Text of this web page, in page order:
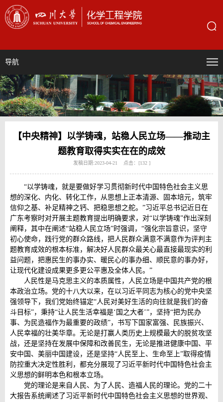
导航
【中央精神】以学铸魂，站稳人民立场——推动主
题教育取得实实在在的成效
发稿日期:2023-04-21 点击：[132 ]
“以学铸魂，就是要做好学习贯彻新时代中国特色社会主义思
想的深化、内化、转化工作，从思想上正本清源、固本培元，筑牢
信仰之基、补足精神之钙、把稳思想之舵。”习近平总书记近日在
广东考察时对开展主题教育提出明确要求，对“以学铸魂”作出深刻
阐释，其中在阐述“站稳人民立场”时强调，“强化宗旨意识，坚守
初心使命，践行党的群众路线，把人民群众满意不满意作为评判主
题教育成效的根本标准，解决好人民群众最关心最直接最现实的利
益问题，把惠民生的事办实、暖民心的事办细、顺民意的事办好，
让现代化建设成果更多更公平惠及全体人民。”
人民性是马克思主义的本质属性，人民立场是中国共产党的根
本政治立场。党的十八大以来，在以习近平同志为核心的党中央坚
强领导下，我们党始终锚定“人民对美好生活的向往就是我们的奋
斗目标”，秉持“让人民生活幸福是‘国之大者’”，坚持“把为民办
事、为民造福作为最重要的政绩”，书写下国家富强、民族振兴、
人民幸福的壮美华章。无论是打赢人类历史上规模最大的脱贫攻坚
战，还是坚持在发展中保障和改善民生，无论是推进健康中国、平
安中国、美丽中国建设，还是坚持“人民至上、生命至上”取得疫情
防控重大决定性胜利，都充分展现了习近平新时代中国特色社会主
义思想的鲜明本色和根本立场。
党的理论是来自人民、为了人民、造福人民的理论。党的二十
大报告系统阐述了习近平新时代中国特色社会主义思想的世界观、